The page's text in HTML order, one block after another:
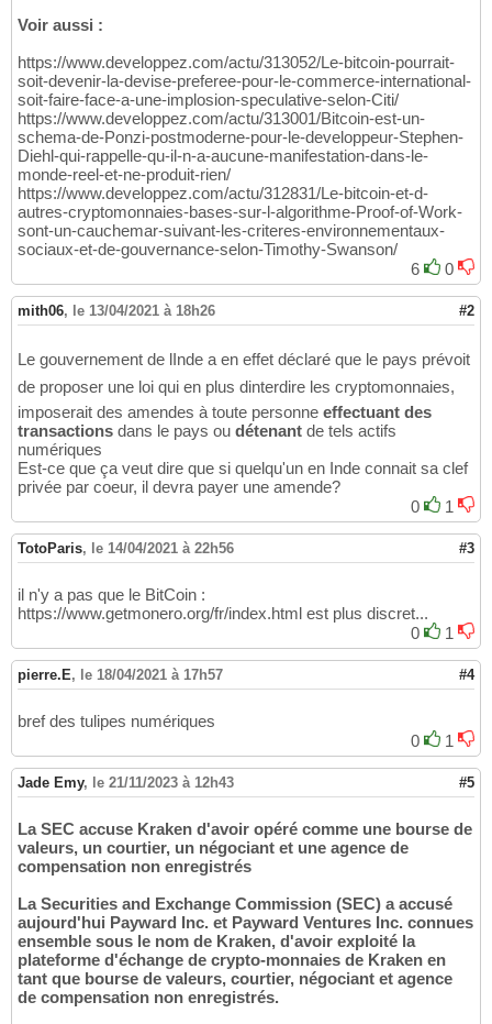
Voir aussi :
https://www.developpez.com/actu/313052/Le-bitcoin-pourrait-
soit-devenir-la-devise-preferee-pour-le-commerce-international-
soit-faire-face-a-une-implosion-speculative-selon-Citi/
https://www.developpez.com/actu/313001/Bitcoin-est-un-
schema-de-Ponzi-postmoderne-pour-le-developpeur-Stephen-
Diehl-qui-rappelle-qu-il-n-a-aucune-manifestation-dans-le-
monde-reel-et-ne-produit-rien/
https://www.developpez.com/actu/312831/Le-bitcoin-et-d-
autres-cryptomonnaies-bases-sur-l-algorithme-Proof-of-Work-
sont-un-cauchemar-suivant-les-criteres-environnementaux-
sociaux-et-de-gouvernance-selon-Timothy-Swanson/
6
0
mith06, le 13/04/2021 à 18h26 #2
Le gouvernement de lInde a en effet déclaré que le pays prévoit
de proposer une loi qui en plus dinterdire les cryptomonnaies,
imposerait des amendes à toute personne effectuant des
transactions dans le pays ou détenant de tels actifs
numériques
Est-ce que ça veut dire que si quelqu'un en Inde connait sa clef
privée par coeur, il devra payer une amende?
0
1
TotoParis, le 14/04/2021 à 22h56 #3
il n'y a pas que le BitCoin :
https://www.getmonero.org/fr/index.html est plus discret...
0
1
pierre.E, le 18/04/2021 à 17h57 #4
bref des tulipes numériques
0
1
Jade Emy, le 21/11/2023 à 12h43 #5
La SEC accuse Kraken d'avoir opéré comme une bourse de
valeurs, un courtier, un négociant et une agence de
compensation non enregistrés
La Securities and Exchange Commission (SEC) a accusé
aujourd'hui Payward Inc. et Payward Ventures Inc. connues
ensemble sous le nom de Kraken, d'avoir exploité la
plateforme d'échange de crypto-monnaies de Kraken en
tant que bourse de valeurs, courtier, négociant et agence
de compensation non enregistrés.